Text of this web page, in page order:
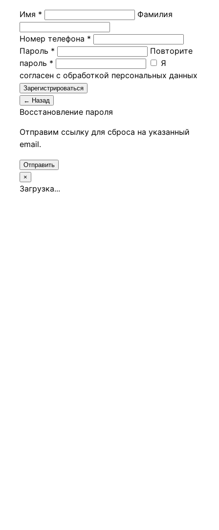
Имя * Фамилия
Номер телефона *
Пароль *
Повторите
пароль *
Я
согласен с обработкой персональных данных
Зарегистрироваться
← Назад
Восстановление пароля
Отправим ссылку для сброса на указанный
email.
Отправить
×
Загрузка...